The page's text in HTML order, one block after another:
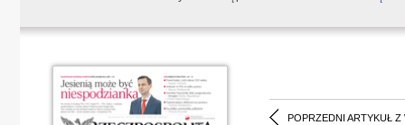
POPRZEDNI ARTYKUŁ Z